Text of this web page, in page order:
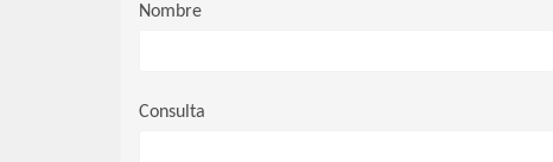
Nombre
Consulta